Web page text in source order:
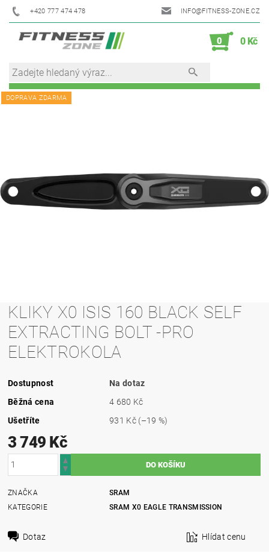
+420 777 474 478 INFO@FITNESS-ZONE.CZ
0 0 Kč
DOPRAVA ZDARMA
KLIKY X0 ISIS 160 BLACK SELF
EXTRACTING BOLT -PRO
ELEKTROKOLA
Dostupnost
Na dotaz
Běžná cena
4 680 Kč
Ušetříte
931 Kč (–19 %)
3 749 Kč
ZNAČKA
SRAM
KATEGORIE
SRAM X0 EAGLE TRANSMISSION
Dotaz Hlídat cenu